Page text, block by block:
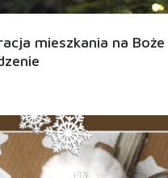
mieszkania na Boże